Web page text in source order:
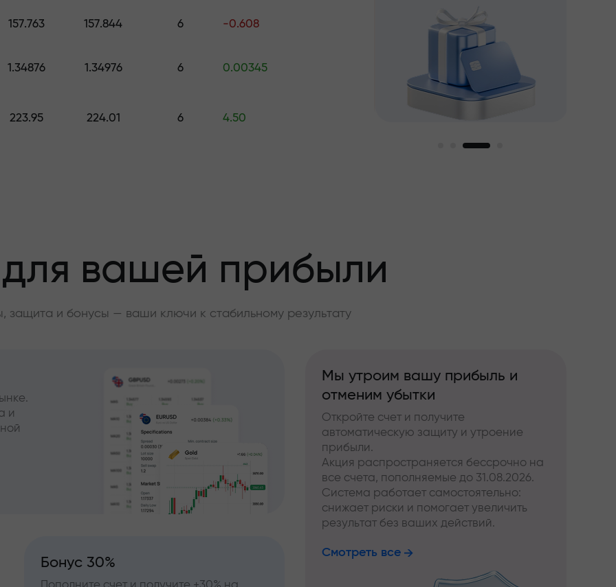
—мы
прибыль
—самый крупный
157.763 157.844 6 -0.608
1.34876 1.34976 6 0.00345
223.95 224.01 6 4.50
вашей прибыли
защита и бонусы — ваши ключи к стабильному результату
и
Бонус 30%
Пополните счет и получите +30% на
Мы утроим вашу прибыль и
отменим убытки
Откройте счет и получите
автоматическую защиту и утроение
прибыли.
Акция распространяется бессрочно на
все счета, пополняемые до 31.08.2026.
Система работает самостоятельно:
снижает риски и помогает увеличить
результат без ваших действий.
Смотреть все